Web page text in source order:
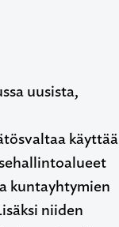
uusista,
käyttää
kuntayhtymien
niiden